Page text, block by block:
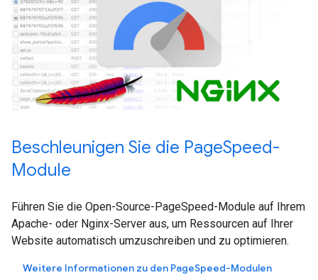
Beschleunigen Sie die PageSpeed-
Module
Führen Sie die Open-Source-PageSpeed-Module auf Ihrem
Apache- oder Nginx-Server aus, um Ressourcen auf Ihrer
Website automatisch umzuschreiben und zu optimieren.
Weitere Informationen zu den PageSpeed-Modulen